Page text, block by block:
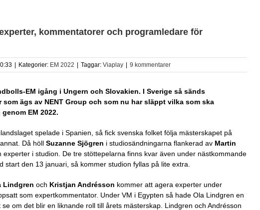
kommentatorer och programledare för
| Kategorier: EM 2022 | Taggar: Viaplay | 9 kommentarer
EM igång i Ungern och Slovakien. I Sverige så sänds
som ägs av NENT Group och som nu har släppt vilka som ska
EM 2022.
spelade i Spanien, så fick svenska folket följa mästerskapet på
Då höll Suzanne Sjögren i studiosändningarna flankerad av Martin
experter i studion. De tre stöttepelarna finns kvar även under nästkommande
start den 13 januari, så kommer studion fyllas på lite extra.
Lindgren och Kristjan Andrésson kommer att agera experter under
som expertkommentator. Under VM i Egypten så hade Ola Lindgren en
om det blir en liknande roll till årets mästerskap. Lindgren och Andrésson